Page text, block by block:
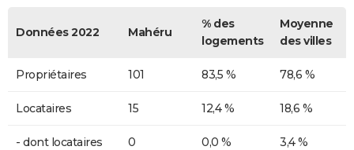
Données 2022 Mahéru
% des
logements
Moyenne
des villes
Propriétaires 101 83,5 % 78,6 %
Locataires 15 12,4 % 18,6 %
- dont locataires
0 0,0 % 3,4 %